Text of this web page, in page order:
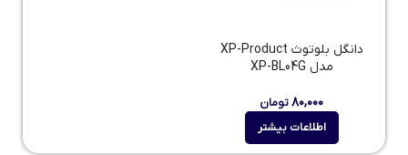
دانگل بلوتوث XP-Product
مدل XP-BL04G
۸۰,۰۰۰تومان
اطلاعات بیشتر